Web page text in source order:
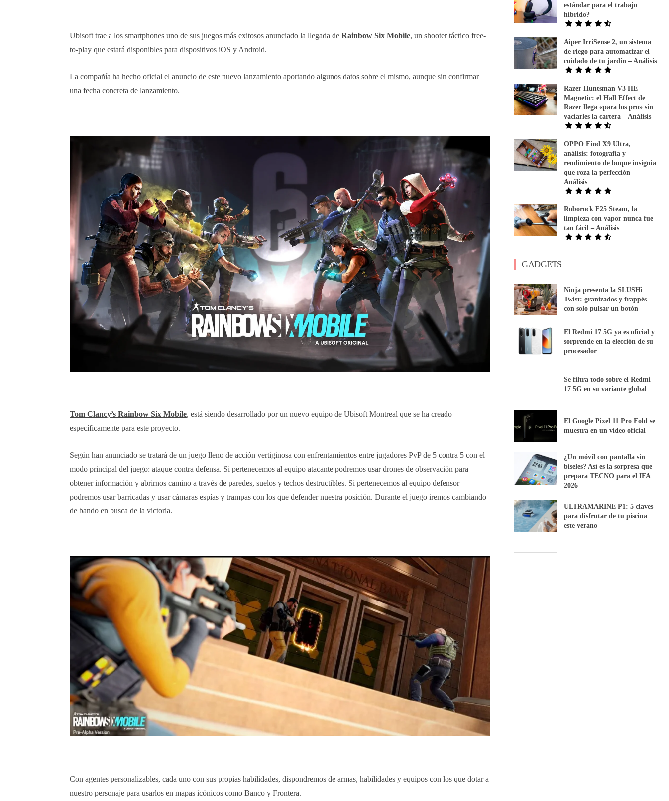
Ubisoft trae a los smartphones uno de sus juegos más exitosos anunciado la llegada de Rainbow Six Mobile, un shooter táctico free-
to-play que estará disponibles para dispositivos iOS y Android.
La compañía ha hecho oficial el anuncio de este nuevo lanzamiento aportando algunos datos sobre el mismo, aunque sin confirmar
una fecha concreta de lanzamiento.
Tom Clancy’s Rainbow Six Mobile, está siendo desarrollado por un nuevo equipo de Ubisoft Montreal que se ha creado
específicamente para este proyecto.
Según han anunciado se tratará de un juego lleno de acción vertiginosa con enfrentamientos entre jugadores PvP de 5 contra 5 con el
modo principal del juego: ataque contra defensa. Si pertenecemos al equipo atacante podremos usar drones de observación para
obtener información y abrirnos camino a través de paredes, suelos y techos destructibles. Si pertenecemos al equipo defensor
podremos usar barricadas y usar cámaras espías y trampas con los que defender nuestra posición. Durante el juego iremos cambiando
de bando en busca de la victoria.
Con agentes personalizables, cada uno con sus propias habilidades, dispondremos de armas, habilidades y equipos con los que dotar a
nuestro personaje para usarlos en mapas icónicos como Banco y Frontera.
estándar para el trabajo
híbrido?
Aiper IrriSense 2, un sistema
de riego para automatizar el
cuidado de tu jardín – Análisis
Razer Huntsman V3 HE
Magnetic: el Hall Effect de
Razer llega «para los pro» sin
vaciarles la cartera – Análisis
OPPO Find X9 Ultra,
análisis: fotografía y
rendimiento de buque insignia
que roza la perfección –
Análisis
Roborock F25 Steam, la
limpieza con vapor nunca fue
tan fácil – Análisis
GADGETS
Ninja presenta la SLUSHi
Twist: granizados y frappés
con solo pulsar un botón
El Redmi 17 5G ya es oficial y
sorprende en la elección de su
procesador
Se filtra todo sobre el Redmi
17 5G en su variante global
El Google Pixel 11 Pro Fold se
muestra en un vídeo oficial
¿Un móvil con pantalla sin
biseles? Así es la sorpresa que
prepara TECNO para el IFA
2026
ULTRAMARINE P1: 5 claves
para disfrutar de tu piscina
este verano